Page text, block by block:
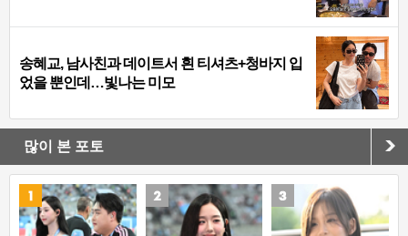
송혜교, 남사친과 데이트서 흰 티셔츠+청바지 입
었을 뿐인데…빛나는 미모
많이 본 포토